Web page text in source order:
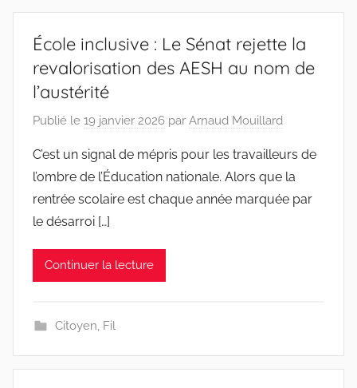
École inclusive : Le Sénat rejette la
revalorisation des AESH au nom de
l’austérité
Publié le 19 janvier 2026 par Arnaud Mouillard
C’est un signal de mépris pour les travailleurs de
l’ombre de l’Éducation nationale. Alors que la
rentrée scolaire est chaque année marquée par
le désarroi […]
Continuer la lecture
Citoyen Fil